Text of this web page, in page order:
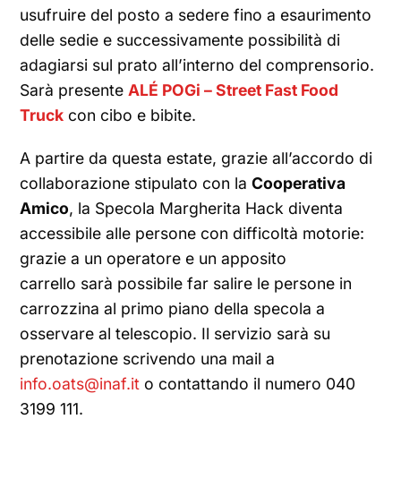
usufruire del posto a sedere fino a esaurimento
delle sedie e successivamente possibilità di
adagiarsi sul prato all’interno del comprensorio.
Sarà presente ALÉ POGi – Street Fast Food
Truck con cibo e bibite.
A partire da questa estate, grazie all’accordo di
collaborazione stipulato con laCooperativa
Amico, la Specola Margherita Hack diventa
accessibile alle persone con difficoltà motorie:
grazie a un operatore e un apposito
carrello sarà possibile far salire le persone in
carrozzina al primo piano della specola a
osservare al telescopio. Il servizio sarà su
prenotazione scrivendo una mail a
info.oats@inaf.it o contattando il numero 040
3199 111.